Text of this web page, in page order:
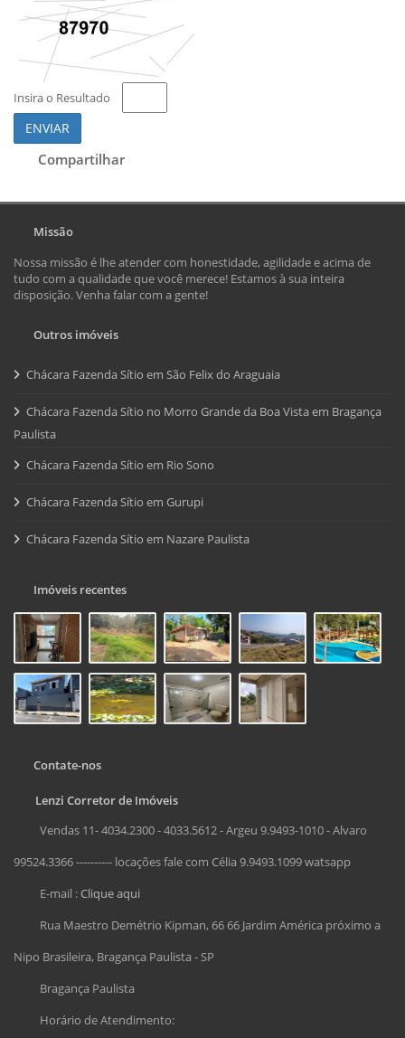
Insira o Resultado
ENVIAR
Compartilhar
Missão
Nossa missão é lhe atender com honestidade, agilidade e acima de
tudo com a qualidade que você merece! Estamos à sua inteira
disposição. Venha falar com a gente!
Outros imóveis
Chácara Fazenda Sítio em São Felix do Araguaia
Chácara Fazenda Sítio no Morro Grande da Boa Vista em Bragança
Paulista
Chácara Fazenda Sítio em Rio Sono
Chácara Fazenda Sítio em Gurupi
Chácara Fazenda Sítio em Nazare Paulista
Imóveis recentes
Contate-nos
Lenzi Corretor de Imóveis
Vendas 11- 4034.2300 - 4033.5612 - Argeu 9.9493-1010 - Alvaro
99524.3366 ---------- locações fale com Célia 9.9493.1099 watsapp
E-mail :Clique aqui
Rua Maestro Demétrio Kipman, 66 66 Jardim América próximo a
Nipo Brasileira, Bragança Paulista - SP
Bragança Paulista
Horário de Atendimento: